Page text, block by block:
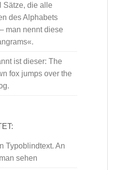
Sätze, die alle
des Alphabets
man nennt diese
ist dieser: The
fox jumps over the
Typoblindtext. An
sehen